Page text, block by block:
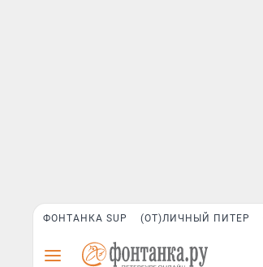
ФОНТАНКА SUP (ОТ)ЛИЧНЫЙ ПИТЕР